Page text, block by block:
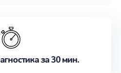
за 30 мин.